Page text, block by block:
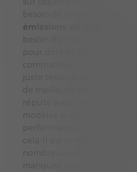
besoin de vous inscrire
émissions de webcam
.
besoin d’un compte pour
pour donner des
commander un show privé,
juste tester la plate-forme
de meilleure option pour
réputé avec une base
modèles actifs et la
performances et d’obtenir
cela. Il est simple à utiliser et
nombreuses catégories
manquez pas.